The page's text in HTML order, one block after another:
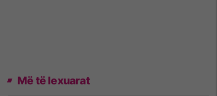
Më të lexuarat